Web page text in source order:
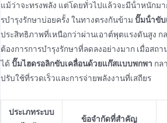
แม้ว่าจะทรงพลัง แต่โดยทั่วไปแล้วจะมีน้ําหนักมา
รบํารุงรักษาบ่อยครั้ง ในทางตรงกันข้าม ปั๊มน้ําขับ
ประสิทธิภาพที่เหนือกว่าผ่านเอาต์พุตแรงดันสูง ก
ต้องการการบํารุงรักษาที่ลดลงอย่างมาก เมื่อสถ
ได้ ปั๊มไฮดรอลิกขับเคลื่อนด้วยแก๊สแบบพกพา กล
ปรับใช้ที่รวดเร็วและการจ่ายพลังงานที่เสถียร
ประเภทระบบ
ข้อจํากัดที่สําคัญ